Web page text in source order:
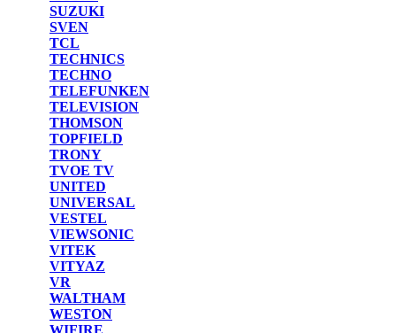
SUZUKI
SVEN
TCL
TECHNICS
TECHNO
TELEFUNKEN
TELEVISION
THOMSON
TOPFIELD
TRONY
TVOE TV
UNITED
UNIVERSAL
VESTEL
VIEWSONIC
VITEK
VITYAZ
VR
WALTHAM
WESTON
WIFIRE